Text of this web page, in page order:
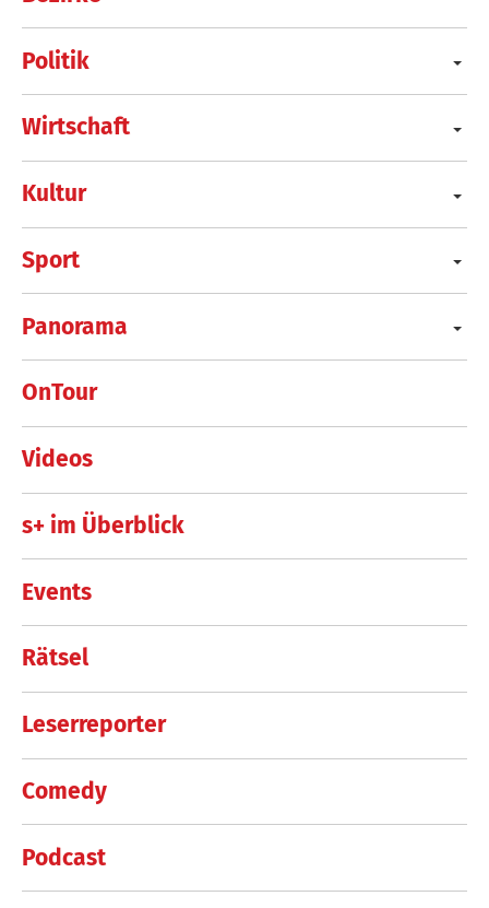
Politik
Wirtschaft
Kultur
Sport
Panorama
OnTour
Videos
s+ im Überblick
Events
Rätsel
Leserreporter
Comedy
Podcast